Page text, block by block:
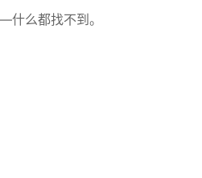
么都找不到。